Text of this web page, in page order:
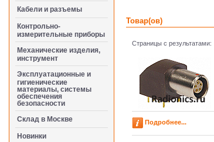
Товар(ов)
Страницы с результатами:
Подробнее...
Кабели и разъемы
Контрольно-
измерительные приборы
Механические изделия,
инструмент
Эксплуатационные и
гигиенические
материалы, системы
обеспечения
безопасности
Cклад в Москве
Новинки